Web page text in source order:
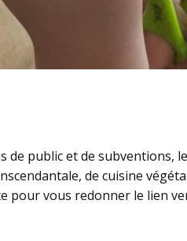
public et de subventions,
de cuisine
pour vous redonner le lien